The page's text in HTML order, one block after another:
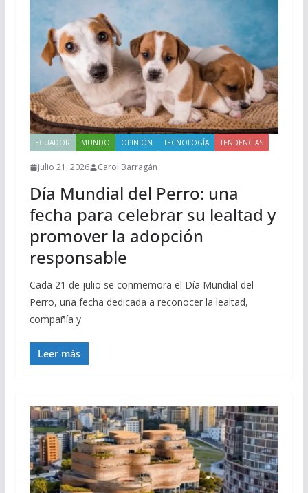
ECUADOR MUNDO OPINIÓN TECNOLOGÍA TENDENCIAS
julio 21, 2026 Carol Barragán
Día Mundial del Perro: una
fecha para celebrar su lealtad y
promover la adopción
responsable
Cada 21 de julio se conmemora el Día Mundial del
Perro, una fecha dedicada a reconocer la lealtad,
compañía y
Leer más